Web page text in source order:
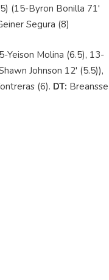
(15-Byron Bonilla 71'
Segura (8)
Yeison Molina (6.5), 13-
Johnson 12' (5.5)),
(6). DT: Breansse